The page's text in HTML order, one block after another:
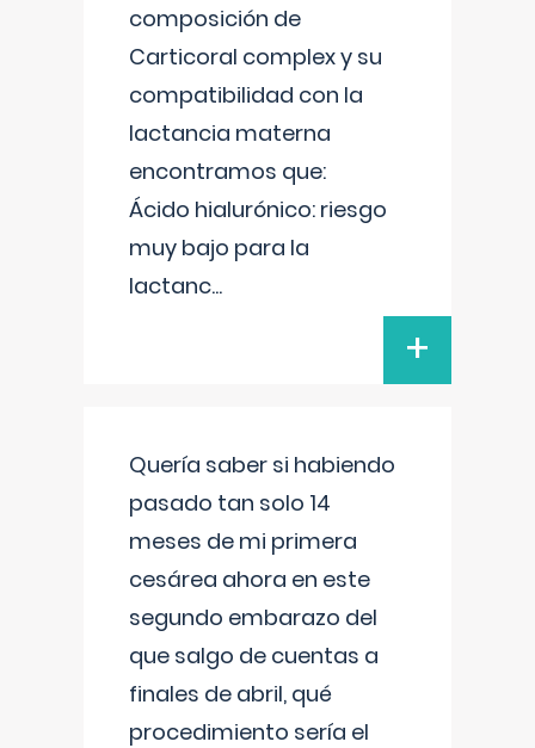
composición de
Carticoral complex y su
compatibilidad con la
lactancia materna
encontramos que:
Ácido hialurónico: riesgo
muy bajo para la
lactanc...
+
Quería saber si habiendo
pasado tan solo 14
meses de mi primera
cesárea ahora en este
segundo embarazo del
que salgo de cuentas a
finales de abril, qué
procedimiento sería el